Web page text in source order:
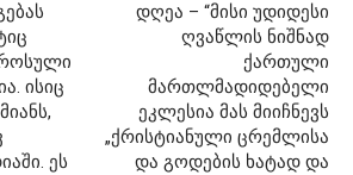
ისიც
ეს
დღეა – “მისი უდიდესი
ღვაწლის ნიშნად
ქართული
მართლმადიდებელი
ეკლესია მას მიიჩნევს
„ქრისტიანული ცრემლისა
და გოდების ხატად და